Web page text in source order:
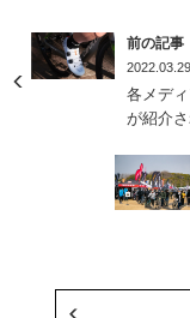
前の記事
2022.03.29
各メデ
が紹介